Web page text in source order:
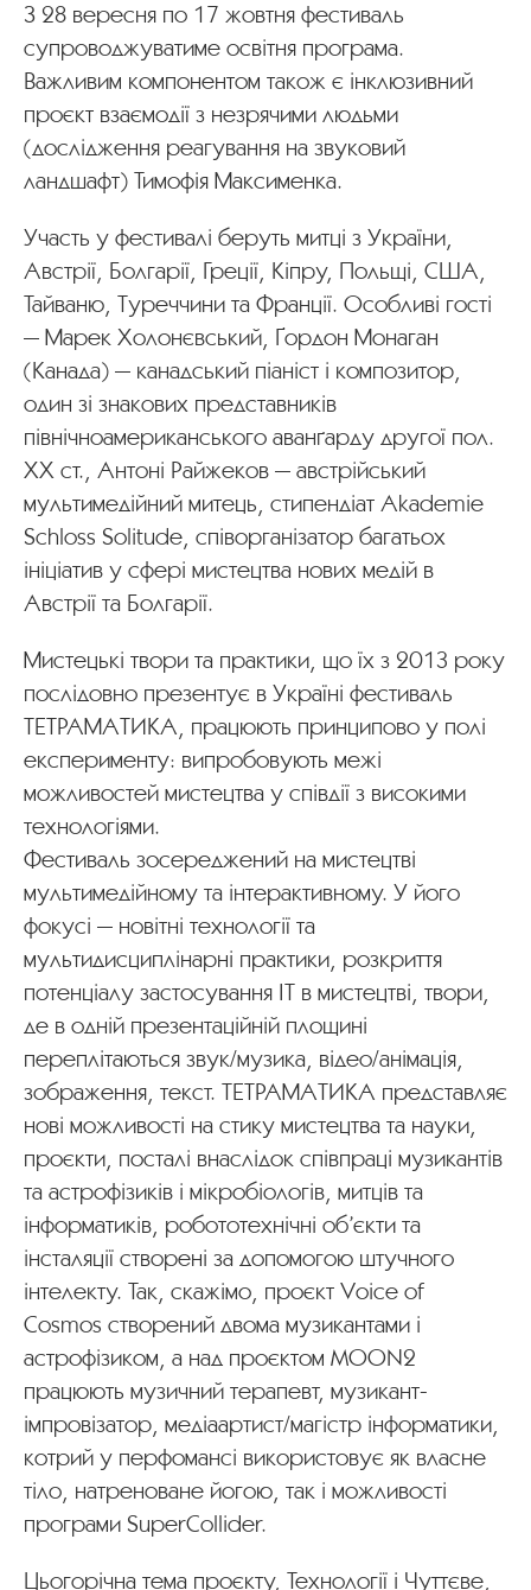
З 28 вересня по 17 жовтня фестиваль
супроводжуватиме освітня програма.
Важливим компонентом також є інклюзивний
проєкт взаємодії з незрячими людьми
(дослідження реагування на звуковий
ландшафт) Тимофія Максименка.
Участь у фестивалі беруть митці з України,
Австрії, Болгарії, Греції, Кіпру, Польщі, США,
Тайваню, Туреччини та Франції. Особливі гості
— Марек Холонєвський, Ґордон Монаган
(Канада) — канадський піаніст і композитор,
один зі знакових представників
північноамериканського аванґарду другої пол.
ХХ ст., Антоні Райжеков — австрійський
мультимедійний митець, стипендіат Akademie
Schloss Solitude, співорганізатор багатьох
ініціатив у сфері мистецтва нових медій в
Австрії та Болгарії.
Мистецькі твори та практики, що їх з 2013 року
послідовно презентує в Україні фестиваль
ТЕТРАМАТИКА, працюють принципово у полі
експерименту: випробовують межі
можливостей мистецтва у співдії з високими
технологіями.
Фестиваль зосереджений на мистецтві
мультимедійному та інтерактивному. У його
фокусі — новітні технології та
мультидисциплінарні практики, розкриття
потенціалу застосування ІТ в мистецтві, твори,
де в одній презентаційній площині
переплітаються звук/музика, відео/анімація,
зображення, текст. ТЕТРАМАТИКА представляє
нові можливості на стику мистецтва та науки,
проєкти, посталі внаслідок співпраці музикантів
та астрофізиків і мікробіологів, митців та
інформатиків, робототехнічні об’єкти та
інсталяції створені за допомогою штучного
інтелекту. Так, скажімо, проєкт Voice of
Cosmos створений двома музикантами і
астрофізиком, а над проєктом MOON2
працюють музичний терапевт, музикант-
імпровізатор, медіаартист/магістр інформатики,
котрий у перфомансі використовує як власне
тіло, натреноване йогою, так і можливості
програми SuperCollider.
Цьогорічна тема проєкту, Технології і Чуттєве,